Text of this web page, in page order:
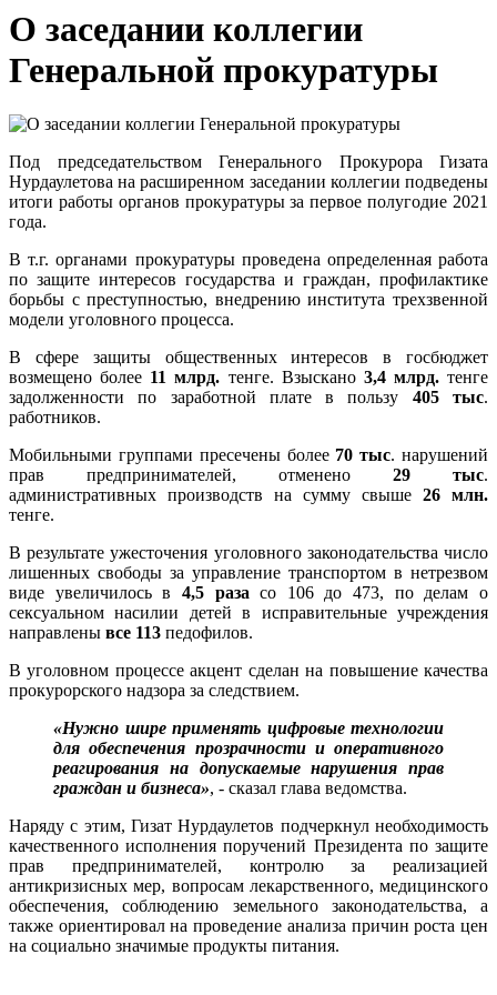
О заседании коллегии
Генеральной прокуратуры
Под председательством Генерального Прокурора Гизата
Нурдаулетова на расширенном заседании коллегии подведены
итоги работы органов прокуратуры за первое полугодие 2021
года.
В т.г. органами прокуратуры проведена определенная работа
по защите интересов государства и граждан, профилактике
борьбы с преступностью, внедрению института трехзвенной
модели уголовного процесса.
В сфере защиты общественных интересов в госбюджет
возмещено более 11 млрд. тенге. Взыскано 3,4 млрд.тенге
задолженности по заработной плате в пользу 405 тыс.
работников.
Мобильными группами пресечены более 70 тыс. нарушений
прав предпринимателей, отменено 29 тыс.
административных производств на сумму свыше 26 млн.
тенге.
В результате ужесточения уголовного законодательства число
лишенных свободы за управление транспортом в нетрезвом
виде увеличилось в 4,5 разасо 106 до 473, по делам о
сексуальном насилии детей в исправительные учреждения
направлены все 113 педофилов.
В уголовном процессе акцент сделан на повышение качества
прокурорского надзора за следствием.
«Нужно шире применять цифровые технологии
для обеспечения прозрачности и оперативного
реагирования на допускаемые нарушения прав
граждан и бизнеса», - сказал глава ведомства.
Наряду с этим, Гизат Нурдаулетов подчеркнул необходимость
качественного исполнения поручений Президента по защите
прав предпринимателей, контролю за реализацией
антикризисных мер, вопросам лекарственного, медицинского
обеспечения, соблюдению земельного законодательства, а
также ориентировал на проведение анализа причин роста цен
на социально значимые продукты питания.